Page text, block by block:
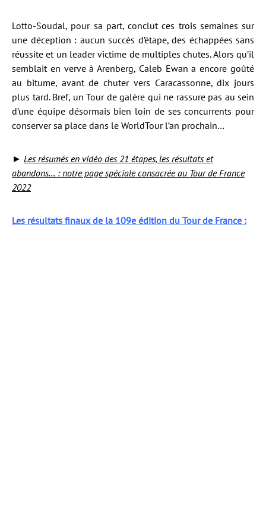
Lotto-Soudal, pour sa part, conclut ces trois semaines sur
une déception : aucun succès d’étape, des échappées sans
réussite et un leader victime de multiples chutes. Alors qu’il
semblait en verve à Arenberg, Caleb Ewan a encore goûté
au bitume, avant de chuter vers Caracassonne, dix jours
plus tard. Bref, un Tour de galère qui ne rassure pas au sein
d’une équipe désormais bien loin de ses concurrents pour
conserver sa place dans le WorldTour l’an prochain…
► Les résumés en vidéo des 21 étapes, les résultats et
abandons… : notre page spéciale consacrée au Tour de France
2022
Les résultats finaux de la 109e édition du Tour de France :